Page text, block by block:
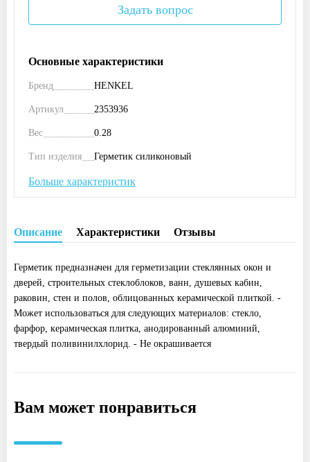
Задать вопрос
Основные характеристики
Бренд HENKEL
Артикул 2353936
Вес 0.28
Тип изделия Герметик силиконовый
Больше характеристик
Описание Характеристики Отзывы
Герметик предназначен для герметизации стеклянных окон и
дверей, строительных стеклоблоков, ванн, душевых кабин,
раковин, стен и полов, облицованных керамической плиткой. -
Может использоваться для следующих материалов: стекло,
фарфор, керамическая плитка, анодированный алюминий,
твердый поливинилхлорид. - Не окрашивается
Вам может понравиться